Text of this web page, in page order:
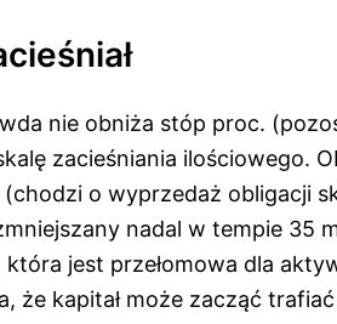
nie obniża stóp proc.
zacieśniania ilościowego.
(chodzi o wyprzedaż obligacji
nadal w tempie 35
jest przełomowa dla
że kapitał może zacząć